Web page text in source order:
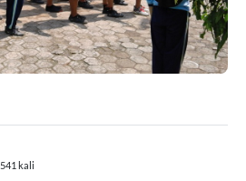
541 kali